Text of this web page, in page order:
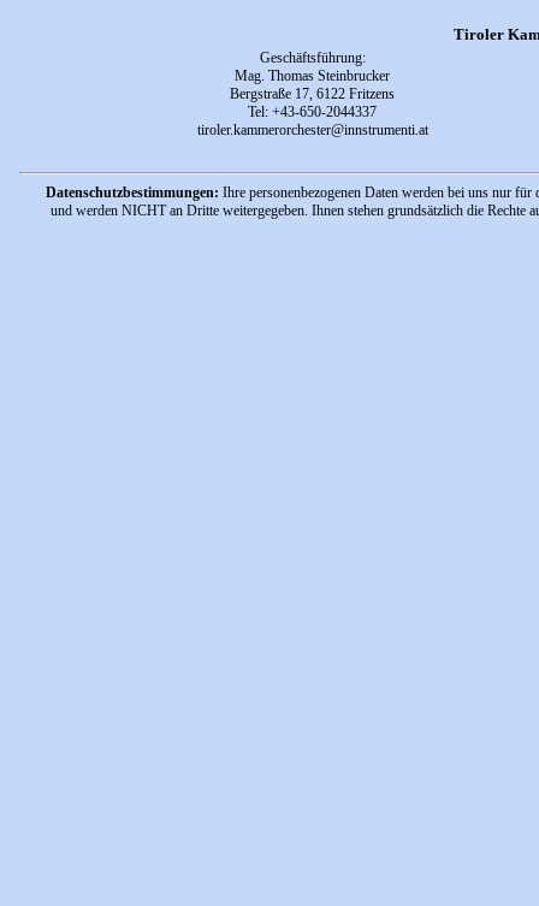
Tiroler
Geschäftsführung:
Mag. Thomas Steinbrucker
Bergstraße 17, 6122 Fritzens
Tel: +43-650-2044337
tiroler.kammerorchester@innstrumenti.at
Datenschutzbestimmungen: Ihre personenbezogenen Daten werden bei uns nur
und werden NICHT an Dritte weitergegeben. Ihnen stehen grundsätzlich die